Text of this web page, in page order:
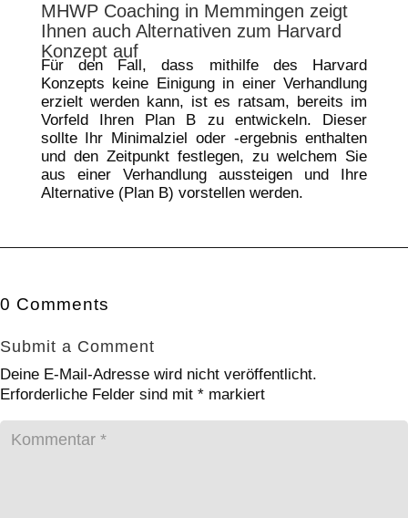
MHWP Coaching in Memmingen zeigt
Ihnen auch Alternativen zum Harvard
Konzept auf
Für den Fall, dass mithilfe des Harvard
Konzepts keine Einigung in einer Verhandlung
erzielt werden kann, ist es ratsam, bereits im
Vorfeld Ihren Plan B zu entwickeln. Dieser
sollte Ihr Minimalziel oder -ergebnis enthalten
und den Zeitpunkt festlegen, zu welchem Sie
aus einer Verhandlung aussteigen und Ihre
Alternative (Plan B) vorstellen werden.
0 Comments
Submit a Comment
Deine E-Mail-Adresse wird nicht veröffentlicht.
Erforderliche Felder sind mit * markiert